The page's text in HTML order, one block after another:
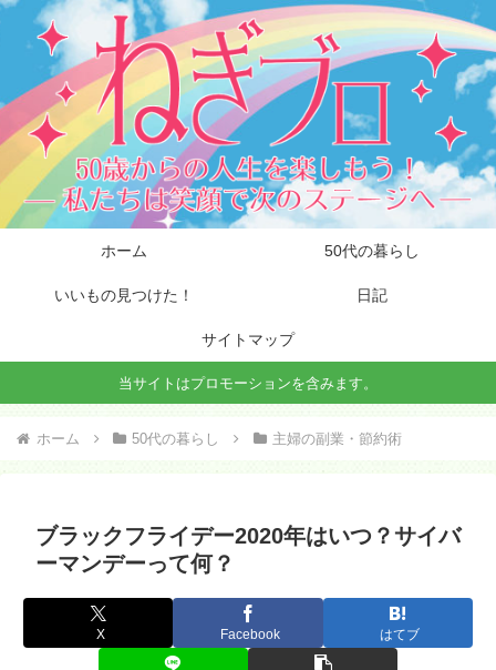
ホーム 50代の暮らし
いいもの見つけた！ 日記
サイトマップ
当サイトはプロモーションを含みます。
ホーム 50代の暮らし 主婦の副業・節約術
ブラックフライデー2020年はいつ？サイバ
ーマンデーって何？
X Facebook はてブ